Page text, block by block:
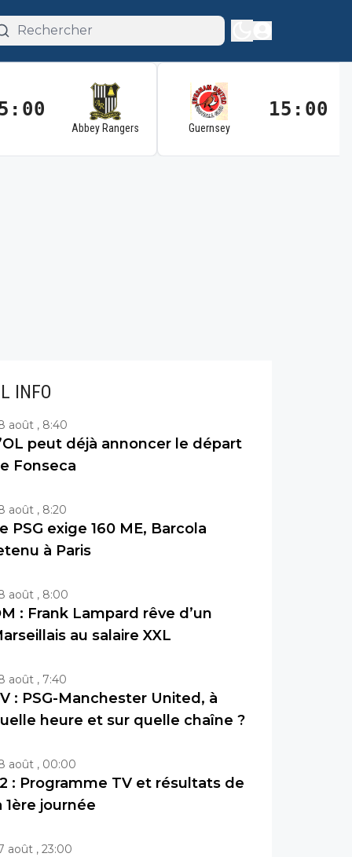
Abbey Rangers Guernsey
15:00
INFO
août , 8:40
peut déjà annoncer le départ
Fonseca
août , 8:20
PSG exige 160 ME, Barcola
à Paris
août , 8:00
: Frank Lampard rêve d’un
au salaire XXL
août , 7:40
: PSG-Manchester United, à
heure et sur quelle chaîne ?
août , 00:00
: Programme TV et résultats de
1ère journée
août , 23:00